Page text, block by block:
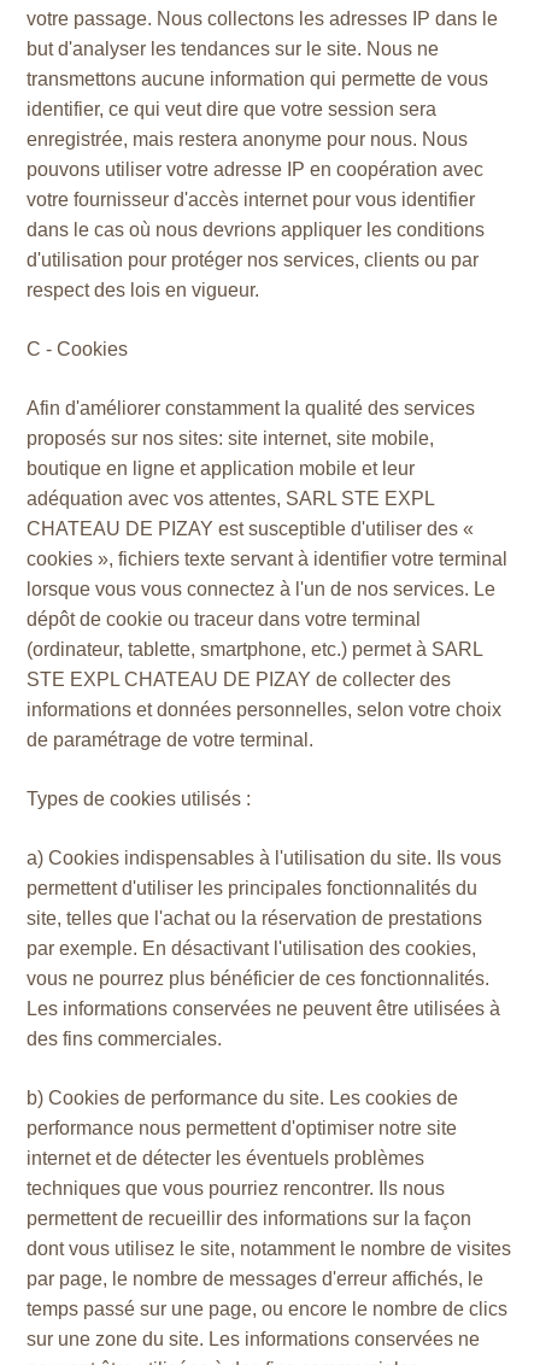
votre passage. Nous collectons les adresses IP dans le
but d'analyser les tendances sur le site. Nous ne
transmettons aucune information qui permette de vous
identifier, ce qui veut dire que votre session sera
enregistrée, mais restera anonyme pour nous. Nous
pouvons utiliser votre adresse IP en coopération avec
votre fournisseur d'accès internet pour vous identifier
dans le cas où nous devrions appliquer les conditions
d'utilisation pour protéger nos services, clients ou par
respect des lois en vigueur.
C - Cookies
Afin d'améliorer constamment la qualité des services
proposés sur nos sites: site internet, site mobile,
boutique en ligne et application mobile et leur
adéquation avec vos attentes, SARL STE EXPL
CHATEAU DE PIZAY est susceptible d'utiliser des «
cookies », fichiers texte servant à identifier votre terminal
lorsque vous vous connectez à l'un de nos services. Le
dépôt de cookie ou traceur dans votre terminal
(ordinateur, tablette, smartphone, etc.) permet à SARL
STE EXPL CHATEAU DE PIZAY de collecter des
informations et données personnelles, selon votre choix
de paramétrage de votre terminal.
Types de cookies utilisés :
a) Cookies indispensables à l'utilisation du site. Ils vous
permettent d'utiliser les principales fonctionnalités du
site, telles que l'achat ou la réservation de prestations
par exemple. En désactivant l'utilisation des cookies,
vous ne pourrez plus bénéficier de ces fonctionnalités.
Les informations conservées ne peuvent être utilisées à
des fins commerciales.
b) Cookies de performance du site. Les cookies de
performance nous permettent d'optimiser notre site
internet et de détecter les éventuels problèmes
techniques que vous pourriez rencontrer. Ils nous
permettent de recueillir des informations sur la façon
dont vous utilisez le site, notamment le nombre de visites
par page, le nombre de messages d'erreur affichés, le
temps passé sur une page, ou encore le nombre de clics
sur une zone du site. Les informations conservées ne